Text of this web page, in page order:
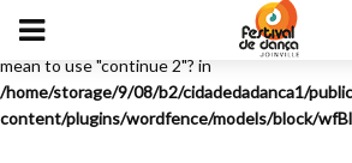
Warning
: "continue" targeting switch is
mean to use "continue 2"? in
/home/storage/9/08/b2/cidadedadanca1/
content/plugins/wordfence/models/block/